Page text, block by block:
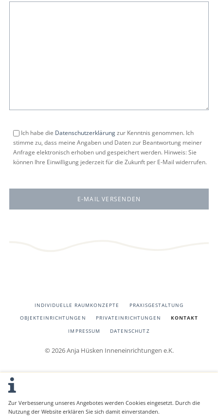
Ich habe die Datenschutzerklärungzur Kenntnis genommen. Ich
stimme zu, dass meine Angaben und Daten zur Beantwortung meiner
Anfrage elektronisch erhoben und gespeichert werden. Hinweis: Sie
können Ihre Einwilligung jederzeit für die Zukunft per E-Mail widerrufen.
E-MAIL VERSENDEN
NAVIGATION
INDIVIDUELLE RAUMKONZEPTE
PRAXISGESTALTUNG
OBJEKTEINRICHTUNGEN
PRIVATEINRICHTUNGEN
KONTAKT
IMPRESSUM
DATENSCHUTZ
© 2026 Anja Hüsken Inneneinrichtungen e.K.
Zur Verbesserung unseres Angebotes werden Cookies eingesetzt. Durch die
Nutzung der Website erklären Sie sich damit einverstanden.